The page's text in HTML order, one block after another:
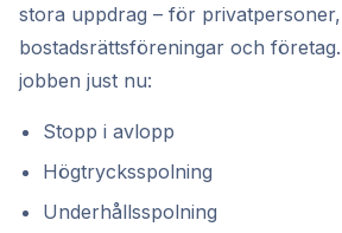
stora uppdrag – för privatpersoner,
bostadsrättsföreningar och
jobben just nu:
Stopp i avlopp
Högtrycksspolning
Underhållsspolning